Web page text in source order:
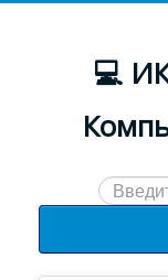
💻
Искать...